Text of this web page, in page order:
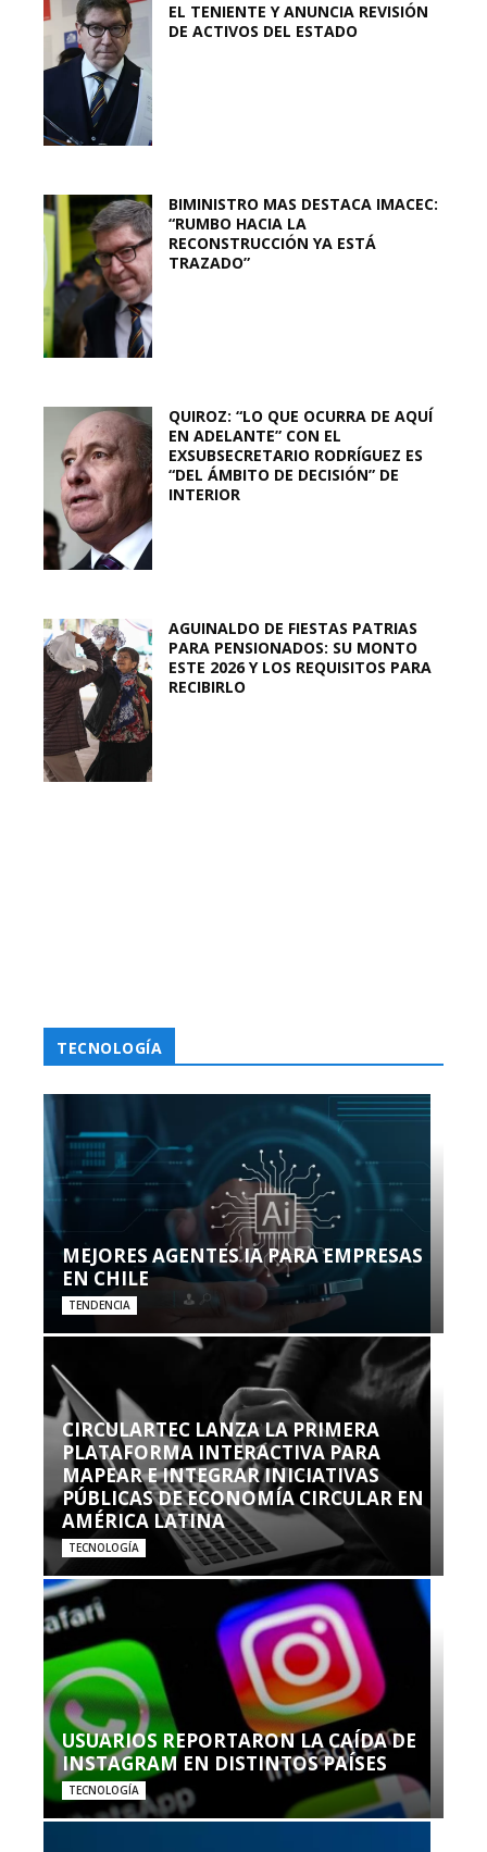
EL TENIENTE Y ANUNCIA REVISIÓN
DE ACTIVOS DEL ESTADO
BIMINISTRO MAS DESTACA IMACEC:
“RUMBO HACIA LA
RECONSTRUCCIÓN YA ESTÁ
TRAZADO”
QUIROZ: “LO QUE OCURRA DE AQUÍ
EN ADELANTE” CON EL
EXSUBSECRETARIO RODRÍGUEZ ES
“DEL ÁMBITO DE DECISIÓN” DE
INTERIOR
AGUINALDO DE FIESTAS PATRIAS
PARA PENSIONADOS: SU MONTO
ESTE 2026 Y LOS REQUISITOS PARA
RECIBIRLO
TECNOLOGÍA
MEJORES AGENTES IA PARA EMPRESAS
EN CHILE
TENDENCIA
CIRCULARTEC LANZA LA PRIMERA
PLATAFORMA INTERACTIVA PARA
MAPEAR E INTEGRAR INICIATIVAS
PÚBLICAS DE ECONOMÍA CIRCULAR EN
AMÉRICA LATINA
TECNOLOGÍA
USUARIOS REPORTARON LA CAÍDA DE
INSTAGRAM EN DISTINTOS PAÍSES
TECNOLOGÍA